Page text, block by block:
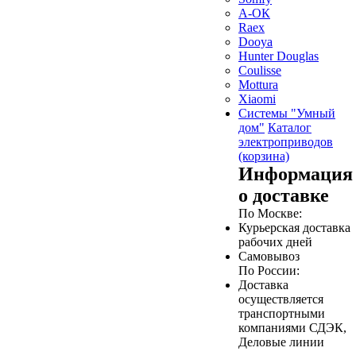
А-ОК
Raex
Dooya
Hunter Douglas
Coulisse
Mottura
Xiaomi
Системы "Умный
дом" Каталог
электроприводов
(корзина)
Информация
о доставке
По Москве:
Курьерская доставка
рабочих дней
Самовывоз
По России:
Доставка
осуществляется
транспортными
компаниями СДЭК,
Деловые линии